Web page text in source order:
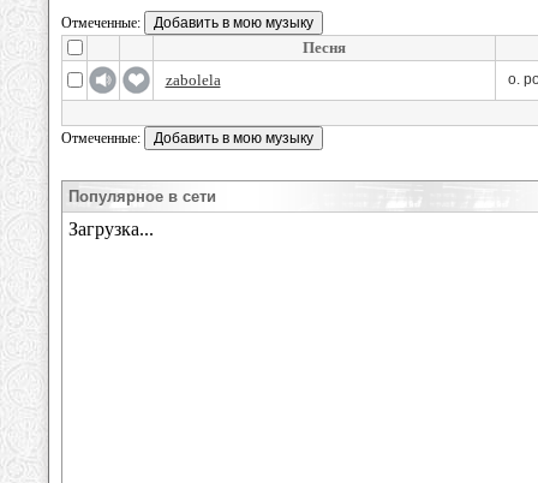
Отмеченные:
Песня
zabolela
o.
Отмеченные:
Популярное в сети